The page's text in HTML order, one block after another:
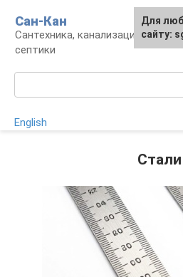
контенту
Сан-Кан
Сантехника, канализация,
септики
English
Стали
Для
сайту: